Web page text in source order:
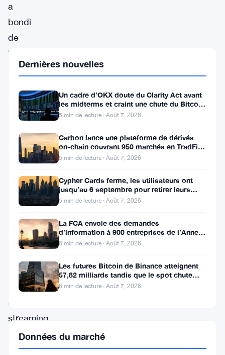
a
bondi
de
29,82%
devenant
principal
gagnant
jour.
projet,
connu
plateforme
de
streaming
audio
décentralisée,
Dernières nouvelles
Un cadre d’OKX doute du Clarity Act avant
les midterms et craint une chute du Bitcoin
à 55 000 $
5 min de lecture · Août 7, 2026
Carbon lance une plateforme de dérivés
on-chain couvrant 950 marchés en TradFi et
crypto
5 min de lecture · Août 7, 2026
Cypher Cards ferme, les utilisateurs ont
jusqu’au 6 septembre pour retirer leurs
fonds
5 min de lecture · Août 7, 2026
La FCA envoie des demandes
d’information à 900 entreprises de l’Annexe
1 contre le blanchiment
6 min de lecture · Août 7, 2026
Les futures Bitcoin de Binance atteignent
57,82 milliards tandis que le spot chute
huit fois
6 min de lecture · Août 7, 2026
Données du marché